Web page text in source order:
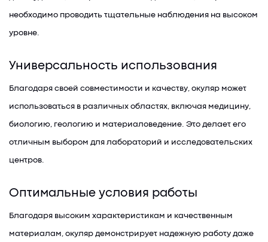
необходимо проводить тщательные наблюдения на высоком
уровне.
Универсальность использования
Благодаря своей совместимости и качеству, окуляр может
использоваться в различных областях, включая медицину,
биологию, геологию и материаловедение. Это делает его
отличным выбором для лабораторий и исследовательских
центров.
Оптимальные условия работы
Благодаря высоким характеристикам и качественным
материалам, окуляр демонстрирует надежную работу даже